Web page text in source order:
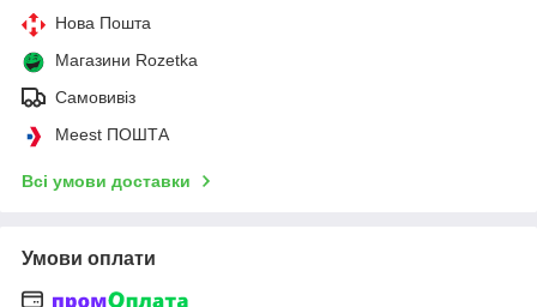
Нова Пошта
Магазини Rozetka
Самовивіз
Meest ПОШТА
Всі умови доставки
Умови оплати